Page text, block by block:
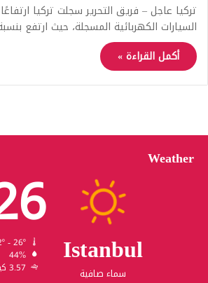
تركيا عاجل – فريق التحرير سجلت تركيا
السيارات الكهربائية المسجلة، حيث ارتفع بنسبة 130%
أكمل القراءة »
Weather
Istanbul
سماء صافية
44%
3.57 كيلومتر/ساعة